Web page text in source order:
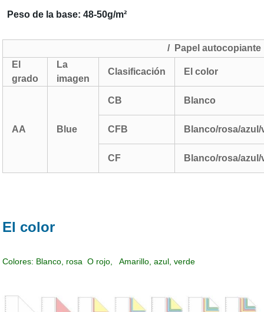
Peso de la base: 48-50g/m²
/ Papel autocopiante
El
grado
La
imagen
Clasificación El color
AA Blue
CB Blanco
CFB Blanco/rosa/
CF Blanco/rosa/
El color
Colores: Blanco, rosa O rojo, Amarillo, azul, verde